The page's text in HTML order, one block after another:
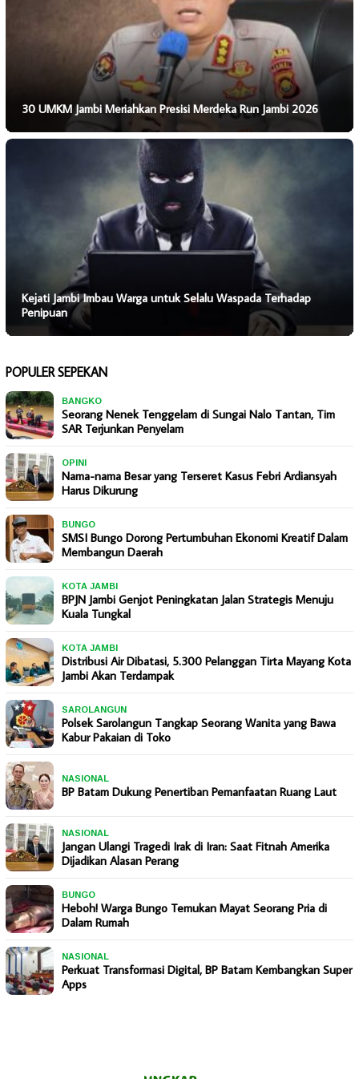
30 UMKM Jambi Meriahkan Presisi Merdeka Run Jambi 2026
Kejati Jambi Imbau Warga untuk Selalu Waspada Terhadap
Penipuan
POPULER SEPEKAN
BANGKO
Seorang Nenek Tenggelam di Sungai Nalo Tantan, Tim
SAR Terjunkan Penyelam
OPINI
Nama-nama Besar yang Terseret Kasus Febri Ardiansyah
Harus Dikurung
BUNGO
SMSI Bungo Dorong Pertumbuhan Ekonomi Kreatif Dalam
Membangun Daerah
KOTA JAMBI
BPJN Jambi Genjot Peningkatan Jalan Strategis Menuju
Kuala Tungkal
KOTA JAMBI
Distribusi Air Dibatasi, 5.300 Pelanggan Tirta Mayang Kota
Jambi Akan Terdampak
SAROLANGUN
Polsek Sarolangun Tangkap Seorang Wanita yang Bawa
Kabur Pakaian di Toko
NASIONAL
BP Batam Dukung Penertiban Pemanfaatan Ruang Laut
NASIONAL
Jangan Ulangi Tragedi Irak di Iran: Saat Fitnah Amerika
Dijadikan Alasan Perang
BUNGO
Heboh! Warga Bungo Temukan Mayat Seorang Pria di
Dalam Rumah
NASIONAL
Perkuat Transformasi Digital, BP Batam Kembangkan Super
Apps